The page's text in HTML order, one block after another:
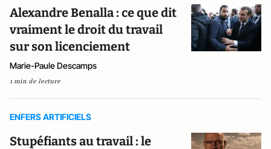
Alexandre Benalla : ce que dit
vraiment le droit du travail
sur son licenciement
Marie-Paule Descamps
1 min de lecture
ENFERS ARTIFICIELS
Stupéfiants au travail : le